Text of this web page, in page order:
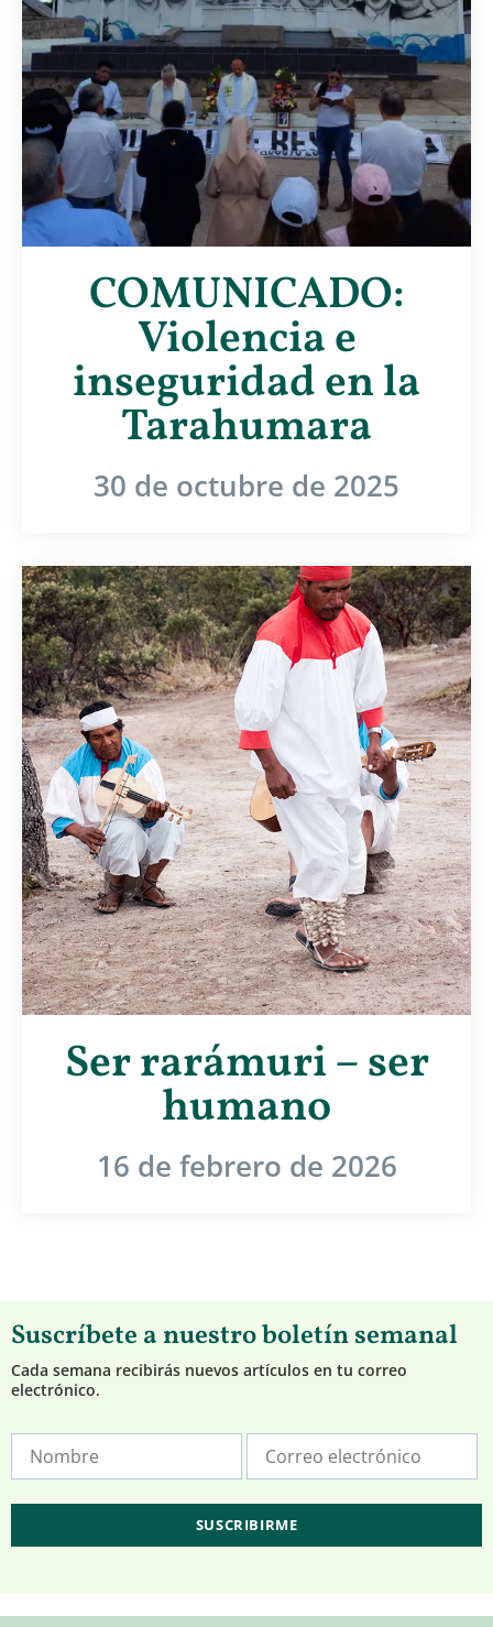
COMUNICADO:
Violencia e
inseguridad en la
Tarahumara
30 de octubre de 2025
Ser rarámuri – ser
humano
16 de febrero de 2026
Suscríbete a nuestro boletín semanal
Cada semana recibirás nuevos artículos en tu correo
electrónico.